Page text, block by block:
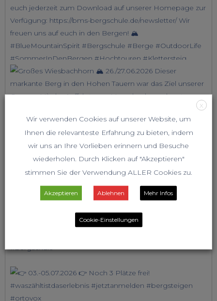
X
Wir verwenden Cookies auf unserer Website, um
Ihnen die relevanteste Erfahrung zu bieten, indem
wir uns an Ihre Vorlieben erinnern und Besuche
wiederholen. Durch Klicken auf "Akzeptieren"
stimmen Sie der Verwendung ALLER Cookies zu.
Akzeptieren Ablehnen Mehr Infos
Cookie-Einstellungen